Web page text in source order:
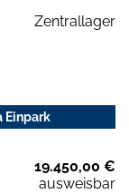
Zentrallager
Einpark
19.450,00 €
ausweisbar